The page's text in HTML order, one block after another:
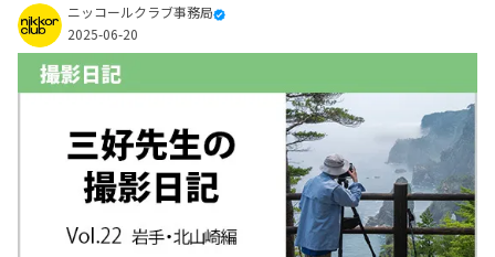
ニッコールクラブ事務局
2025-06-20